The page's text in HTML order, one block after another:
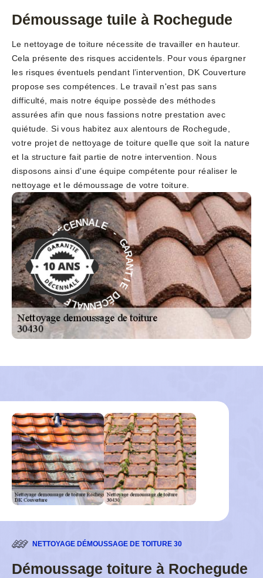
Démoussage tuile à Rochegude
Le nettoyage de toiture nécessite de travailler en hauteur.
Cela présente des risques accidentels. Pour vous épargner
les risques éventuels pendant l’intervention, DK Couverture
propose ses compétences. Le travail n'est pas sans
difficulté, mais notre équipe possède des méthodes
assurées afin que nous fassions notre prestation avec
quiétude. Si vous habitez aux alentours de Rochegude,
votre projet de nettoyage de toiture quelle que soit la nature
et la structure fait partie de notre intervention. Nous
disposons ainsi d'une équipe compétente pour réaliser le
nettoyage et le démoussage de votre toiture.
G
A
R
A
N
T
I
E
D
É
C
E
NNALE - GAR
A
N
T
I
E
D
É
C
E
N
N
A
L
E
-
NETTOYAGE DÉMOUSSAGE DE TOITURE 30
Démoussage toiture à Rochegude